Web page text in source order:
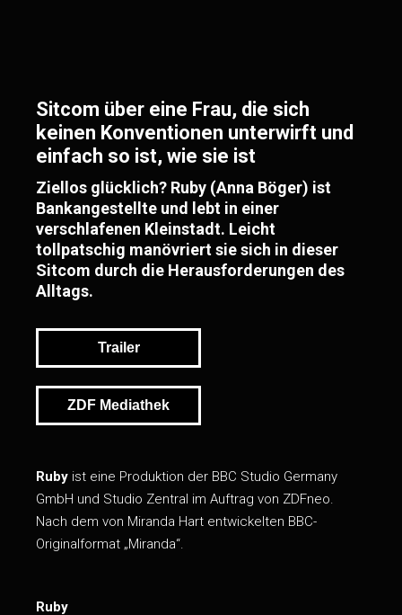
Sitcom über eine Frau, die sich
keinen Konventionen unterwirft und
einfach so ist, wie sie ist
Ziellos glücklich? Ruby (Anna Böger) ist
Bankangestellte und lebt in einer
verschlafenen Kleinstadt. Leicht
tollpatschig manövriert sie sich in dieser
Sitcom durch die Herausforderungen des
Alltags.
Trailer
ZDF Mediathek
Ruby ist eine Produktion der BBC Studio Germany
GmbH und Studio Zentral im Auftrag von ZDFneo.
Nach dem von Miranda Hart entwickelten BBC-
Originalformat „Miranda“.
Ruby